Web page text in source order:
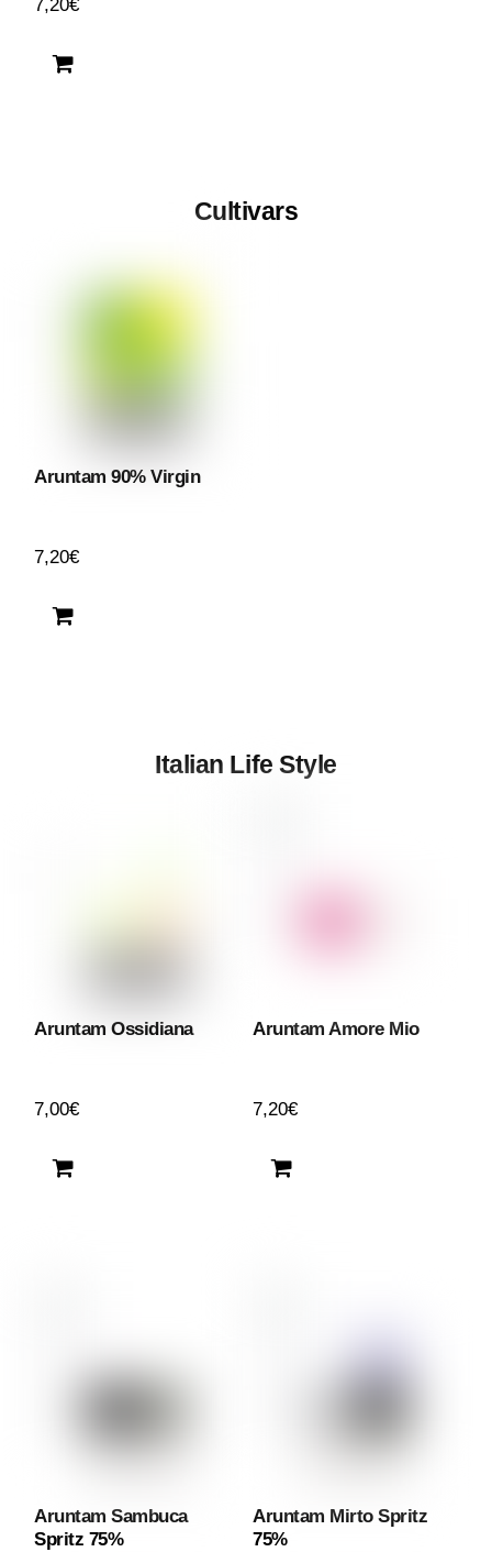
7,20€
Cultivars
Aruntam 90% Virgin
7,20€
Italian Life Style
Aruntam Ossidiana
7,00€
Aruntam Amore Mio
7,20€
Aruntam Sambuca
Spritz 75%
Aruntam Mirto Spritz
75%